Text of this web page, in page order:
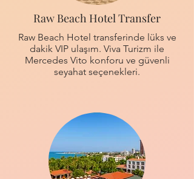
Raw Beach Hotel Transfer
Raw Beach Hotel transferinde lüks ve
dakik VIP ulaşım. Viva Turizm ile
Mercedes Vito konforu ve güvenli
seyahat seçenekleri.